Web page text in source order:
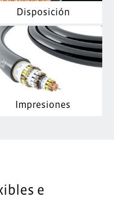
Disposición
Impresiones
e